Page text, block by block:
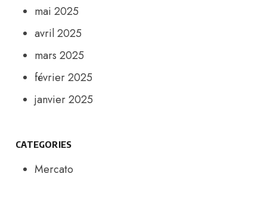
mai 2025
avril 2025
mars 2025
février 2025
janvier 2025
CATEGORIES
Mercato